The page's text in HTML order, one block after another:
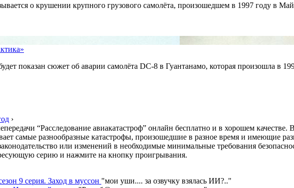
о крушении крупного грузового самолёта, произошедшем в 1997 году в
показан сюжет об аварии самолёта DC-8 в Гуантанамо, которая произошла в
›
“Расследование авиакатастроф” онлайн бесплатно и в хорошем качестве.
самые разнообразные катастрофы, произошедшие в разное время и имеющие
или изменений в необходимые минимальные требования
серию и нажмите на кнопку проигрывания.
9 серия. Заход в муссон "мои уши.... за озвучку взялась ИИ?.."